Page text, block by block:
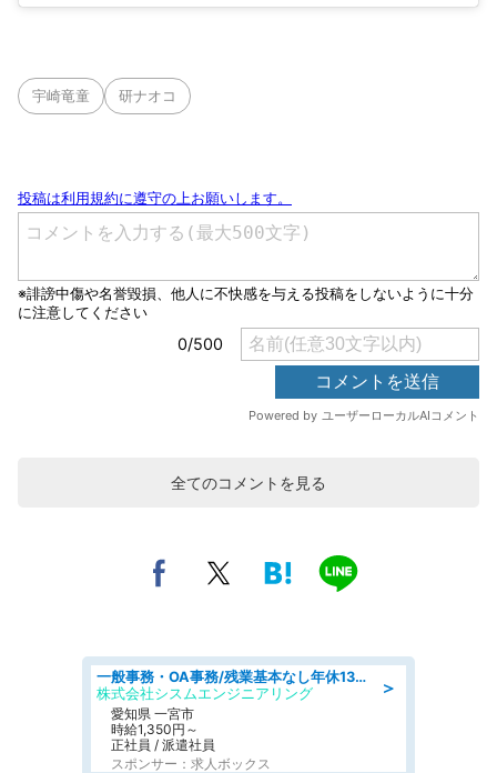
宇崎竜童 研ナオコ
全てのコメントを見る
＞
一般事務・OA事務/残業基本なし年休130日社保完備の一般・調達事務
株式会社シスムエンジニアリング
愛知県 一宮市
時給1,350円～
正社員 / 派遣社員
スポンサー：求人ボックス